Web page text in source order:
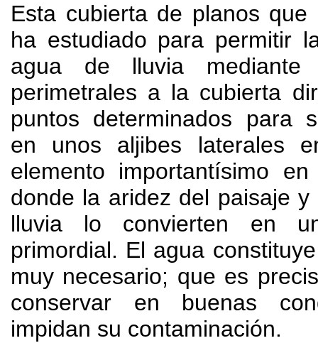
Esta cubierta de planos
ha estudiado para permitir
agua de lluvia
perimetrales a la cubierta
puntos determinados para
en unos aljibes laterales
elemento importantísimo
donde la aridez del paisaje
lluvia lo convierten en
primordial. El agua
muy necesario; que es
conservar en buenas
impidan su contaminación.